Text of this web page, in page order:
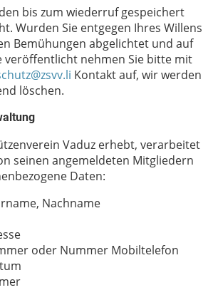
bis zum wiederruf gespeichert
Wurden Sie entgegen Ihres Willens
Bemühungen abgelichtet und auf
veröffentlicht nehmen Sie bitte mit
Kontakt auf, wir werden
löschen.
Vaduz erhebt, verarbeitet
seinen angemeldeten Mitgliedern
Daten:
Nachname
oder Nummer Mobiltelefon